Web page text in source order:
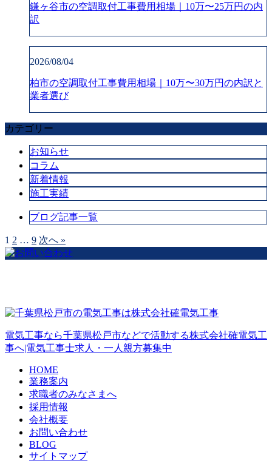
鎌ヶ谷市の空調取付工事費用相場｜10万〜25万円の内
訳
2026/08/04
柏市の空調取付工事費用相場｜10万〜30万円の内訳と
業者選び
カテゴリー
お知らせ
コラム
新着情報
施工実績
ブログ記事一覧
1 2 … 9 次へ »
電気工事なら千葉県松戸市などで活動する株式会社確電気工
事へ|電気工事士求人・一人親方募集中
HOME
業務案内
求職者のみなさまへ
採用情報
会社概要
お問い合わせ
BLOG
サイトマップ